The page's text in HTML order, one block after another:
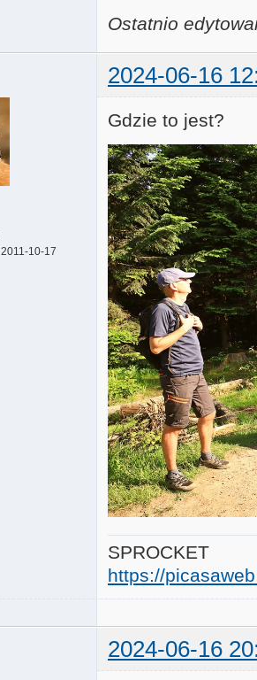
Ostatnio
2024-06-16
2011-10-17
Gdzie to jest?
SPROCKET
https://
2024-06-16